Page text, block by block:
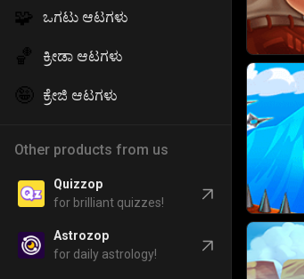
🧩 ಒಗಟು ಆಟಗಳು
🏀 ಕ್ರೀಡಾ ಆಟಗಳು
🤪 ಕ್ರೇಜಿ ಆಟಗಳು
Other products from us
Quizzop
for brilliant quizzes!
Astrozop
for daily astrology!